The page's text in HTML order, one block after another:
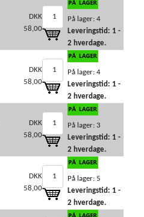
DKK
58,00
På lager: 4
Leveringstid: 1 -
2 hverdage.
DKK
58,00
På lager: 4
Leveringstid: 1 -
2 hverdage.
DKK
58,00
På lager: 3
Leveringstid: 1 -
2 hverdage.
DKK
58,00
På lager: 5
Leveringstid: 1 -
2 hverdage.